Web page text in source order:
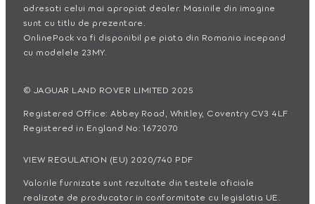
adresati celui mai apropiat dealer. Masinile din imagine
sunt cu titlu de prezentare.
OnlinePack va fi disponibil pe piata din Romania incepand
cu modelele 23MY.
© JAGUAR LAND ROVER LIMITED 2025
Registered Office: Abbey Road, Whitley, Coventry CV3 4LF
Registered in England No: 1672070
VIEW REGULATION (EU) 2020/740 PDF
Valorile furnizate sunt rezultate din testele oficiale
realizate de producator in conformitate cu legislatia UE.